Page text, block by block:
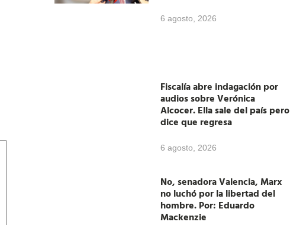
6 agosto, 2026
Fiscalía abre indagación por
audios sobre Verónica
Alcocer. Ella sale del país pero
dice que regresa
6 agosto, 2026
No, senadora Valencia, Marx
no luchó por la libertad del
hombre. Por: Eduardo
Mackenzie